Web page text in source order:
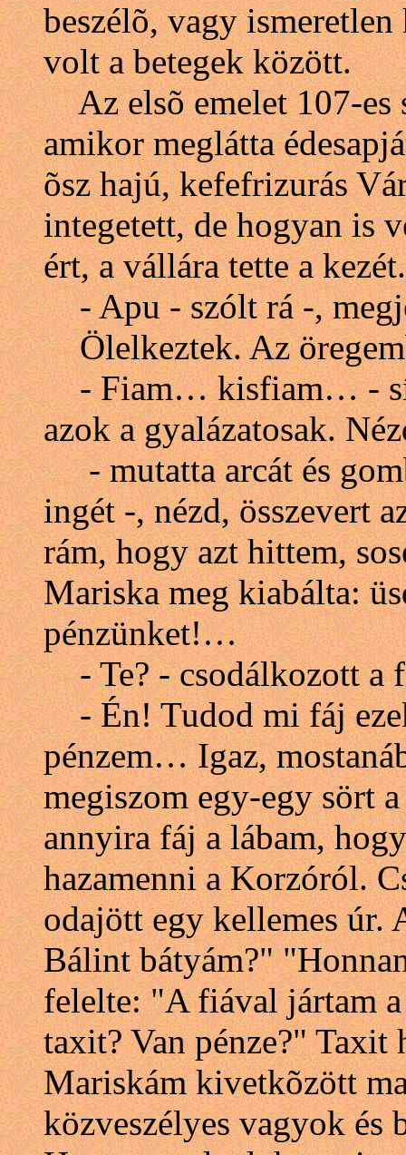
beszélõ, vagy
volt a betegek között.
Az elsõ emelet 107-es
amikor meglátta
õsz hajú, kefefrizurás
integetett, de hogyan is
ért, a vállára tette a kezét.
- Apu - szólt rá -,
Ölelkeztek. Az
- Fiam… kisfiam… -
azok a gyalázatosak.
- mutatta arcát és
ingét -, nézd, összevert
rám, hogy azt hittem,
Mariska meg kiabálta:
pénzünket!…
- Te? - csodálkozott a
- Én! Tudod mi fáj
pénzem… Igaz,
megiszom egy-egy sört
annyira fáj a lábam,
hazamenni a Korzóról.
odajött egy kellemes úr.
Bálint bátyám?"
felelte: "A fiával jártam
taxit? Van pénze?" Taxit
Mariskám kivetkõzött
közveszélyes vagyok